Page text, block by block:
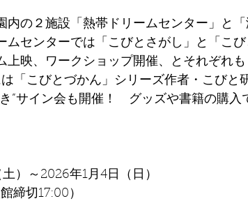
内の２施設「熱帯ドリームセンター」と
ムセンターでは「こびとさがし」と「こ
上映、ワークショップ開催、とそれぞれも
「こびとづかん」シリーズ作者・こびと
”サイン会も開催！　グッズや書籍の購
）～2026年1月4日（日）
締切17:00）